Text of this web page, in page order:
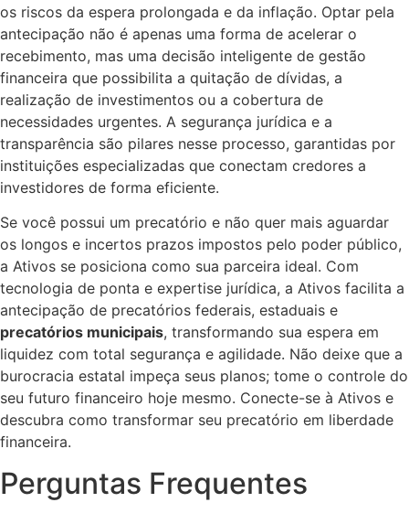
os riscos da espera prolongada e da inflação. Optar pela
antecipação não é apenas uma forma de acelerar o
recebimento, mas uma decisão inteligente de gestão
financeira que possibilita a quitação de dívidas, a
realização de investimentos ou a cobertura de
necessidades urgentes. A segurança jurídica e a
transparência são pilares nesse processo, garantidas por
instituições especializadas que conectam credores a
investidores de forma eficiente.
Se você possui um precatório e não quer mais aguardar
os longos e incertos prazos impostos pelo poder público,
a Ativos se posiciona como sua parceira ideal. Com
tecnologia de ponta e expertise jurídica, a Ativos facilita a
antecipação de precatórios federais, estaduais e
precatórios municipais, transformando sua espera em
liquidez com total segurança e agilidade. Não deixe que a
burocracia estatal impeça seus planos; tome o controle do
seu futuro financeiro hoje mesmo. Conecte-se à Ativos e
descubra como transformar seu precatório em liberdade
financeira.
Perguntas Frequentes